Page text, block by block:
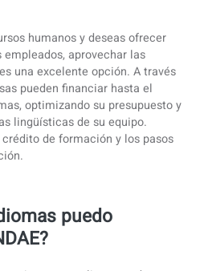
cursos de idiomas
es una excelente opción. A
pueden financiar hasta el
optimizando su